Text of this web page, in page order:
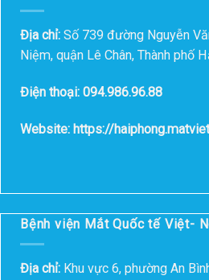
Địa chỉ: Số 739 đường Nguyễn
Niệm, quận Lê Chân, Thành phố
Điện thoại: 094.986.96.88
Website: https://
Bệnh viện Mắt Quốc tế Việt-
Địa chỉ: Khu vực 6, phường An